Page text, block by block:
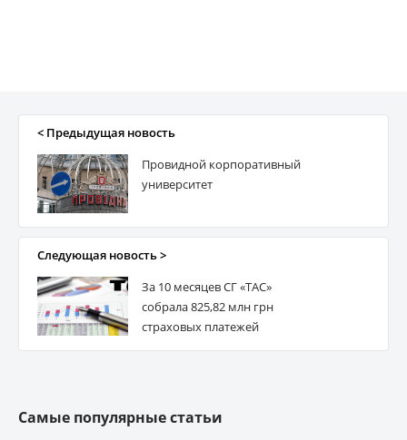
< Предыдущая новость
Провидной корпоративный
университет
Следующая новость >
За 10 месяцев СГ «ТАС»
собрала 825,82 млн грн
страховых платежей
Самые популярные статьи